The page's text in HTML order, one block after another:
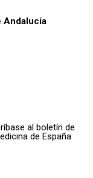
Andalucía
al boletín de
de España